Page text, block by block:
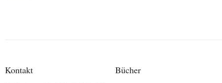
Kontakt Bücher